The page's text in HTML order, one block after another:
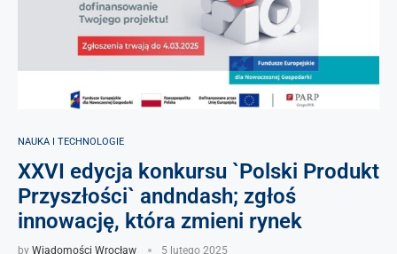
NAUKA I TECHNOLOGIE
XXVI edycja konkursu `Polski Produkt
Przyszłości` andndash; zgłoś
innowację, która zmieni rynek
by Wiadomości Wrocław 5 lutego 2025